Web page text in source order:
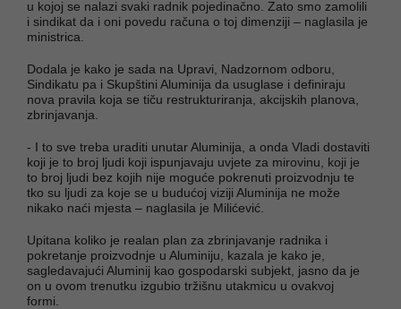
u kojoj se nalazi svaki radnik pojedinačno. Zato smo zamolili
i sindikat da i oni povedu računa o toj dimenziji – naglasila je
ministrica.
Dodala je kako je sada na Upravi, Nadzornom odboru,
Sindikatu pa i Skupštini Aluminija da usuglase i definiraju
nova pravila koja se tiču restrukturiranja, akcijskih planova,
zbrinjavanja.
- I to sve treba uraditi unutar Aluminija, a onda Vladi dostaviti
koji je to broj ljudi koji ispunjavaju uvjete za mirovinu, koji je
to broj ljudi bez kojih nije moguće pokrenuti proizvodnju te
tko su ljudi za koje se u budućoj viziji Aluminija ne može
nikako naći mjesta – naglasila je Milićević.
Upitana koliko je realan plan za zbrinjavanje radnika i
pokretanje proizvodnje u Aluminiju, kazala je kako je,
sagledavajući Aluminij kao gospodarski subjekt, jasno da je
on u ovom trenutku izgubio tržišnu utakmicu u ovakvoj
formi.